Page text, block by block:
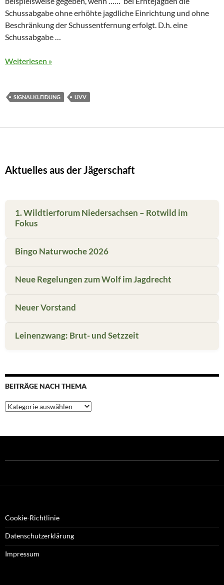
Schussabgabe ohne erhöhte jagdliche Einrichtung und ohne
Beschränkung der Schussentfernung erfolgt. D.h. eine
Schussabgabe …
Weiterlesen »
SIGNALKLEIDUNG UVV
Aktuelles aus der Jägerschaft
1. Wildtierforum Niedersachsen – Rotwild im
Fokus
Bingo Naturwoche 2026
Neue Regelungen zum Wolf im Jagdrecht
Neuer Vorstand
Leinenzwang: Brut- und Setzzeit
BEITRÄGE NACH THEMA
Beiträge
nach
Cookie-Richtlinie
Datenschutzerklärung
Impressum